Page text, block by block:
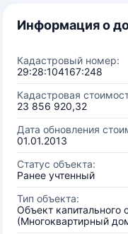
Информация о
Кадастровый номер:
29:28:104167:248
Кадастровая
23 856 920,32
Дата обновления
01.01.2013
Статус объекта:
Ранее учтенный
Тип объекта:
Объект капитального
(Многоквартирный